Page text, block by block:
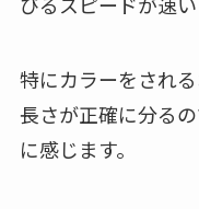
特にカラーをされ
長さが正確に分る
に感じます。